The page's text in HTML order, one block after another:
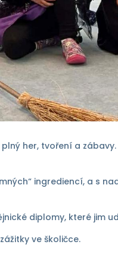
her, tvoření a
ingrediencí, a s
diplomy, které jim
ve školičce.